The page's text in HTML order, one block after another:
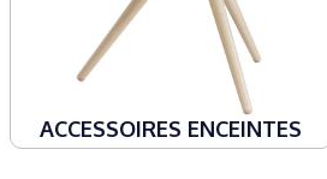
ACCESSOIRES ENCEINTES